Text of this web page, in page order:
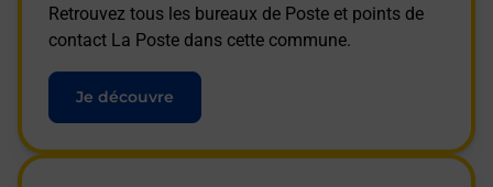
Retrouvez tous les bureaux de Poste et points de
contact La Poste dans cette commune.
Je découvre